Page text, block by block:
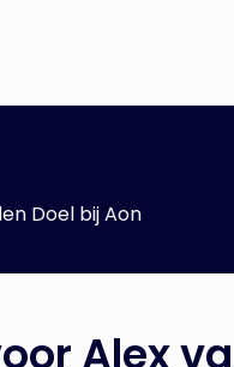
Doel bij Aon
Alex